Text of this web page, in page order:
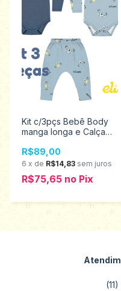
Kit c/3pçs Bebê Body
manga longa e Calça
Tamanhos P ao G Elian
201285
R$89,00
6 x de R$14,83 sem juros
R$75,65 no Pix